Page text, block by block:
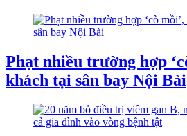
Phạt nhiều trường hợp
khách tại sân bay Nội Bài